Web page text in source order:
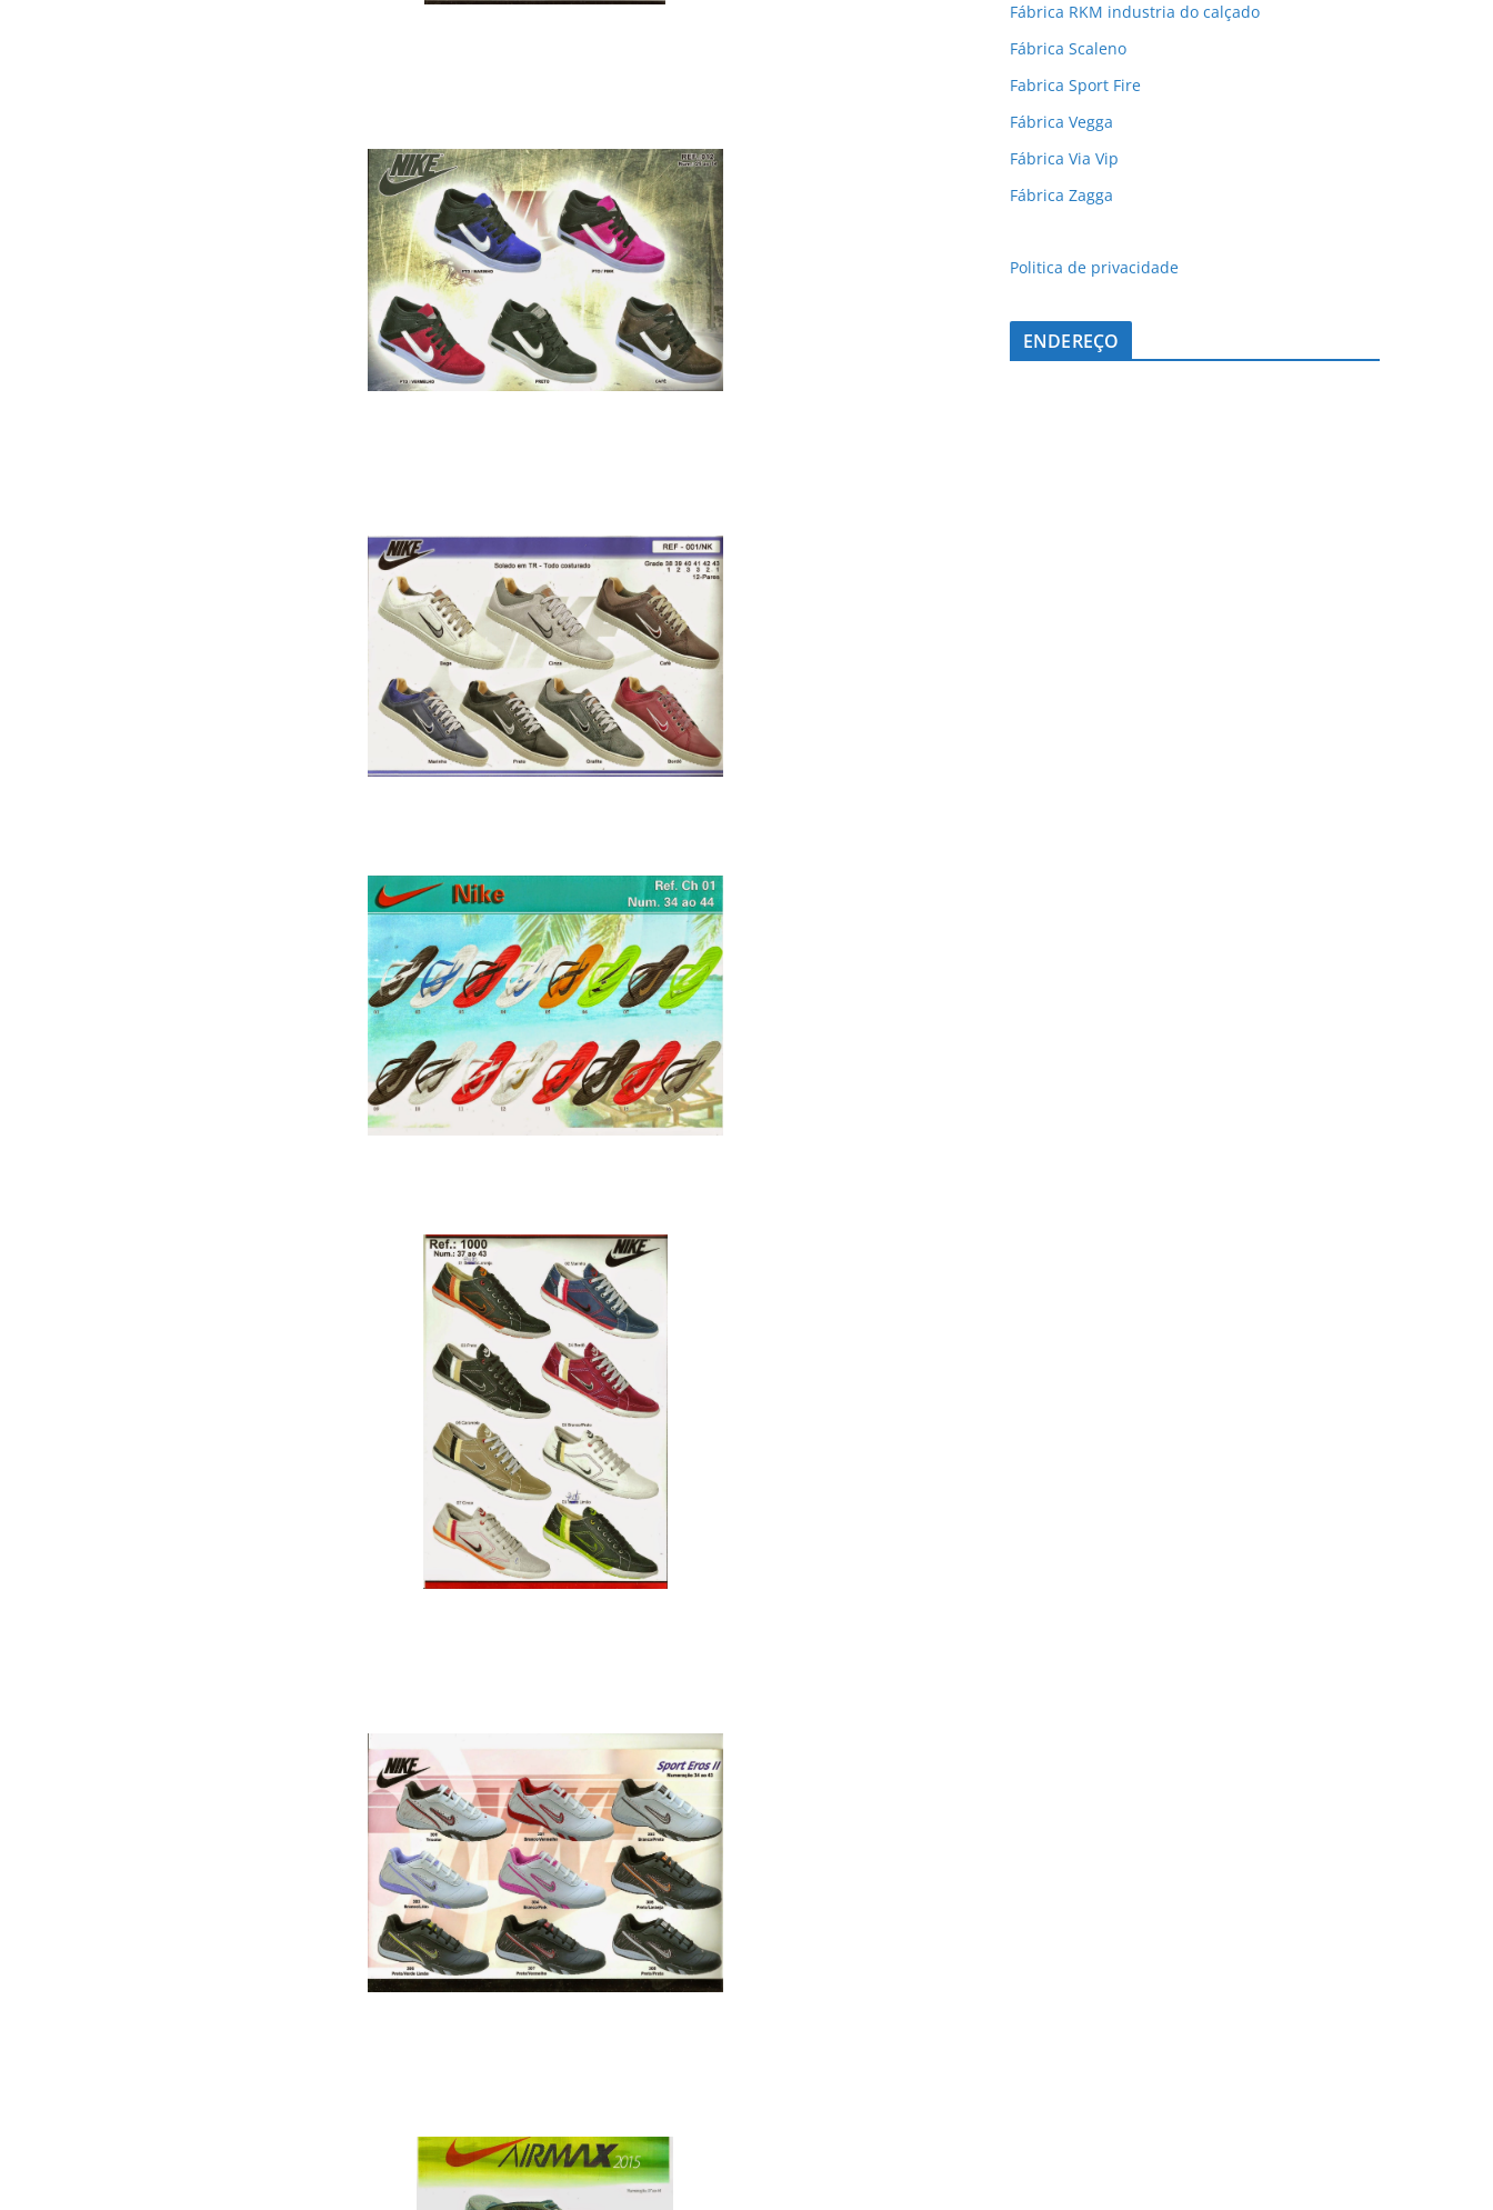
Fábrica RKM industria do calçado
Fábrica Scaleno
Fabrica Sport Fire
Fábrica Vegga
Fábrica Via Vip
Fábrica Zagga
Politica de privacidade
ENDEREÇO